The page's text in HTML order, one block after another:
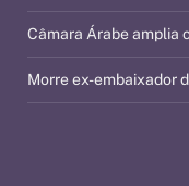
Câmara Árabe amplia
Morre ex-embaixador